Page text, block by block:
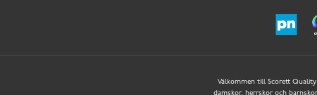
Välkommen till Scorett
damskor, herrskor och